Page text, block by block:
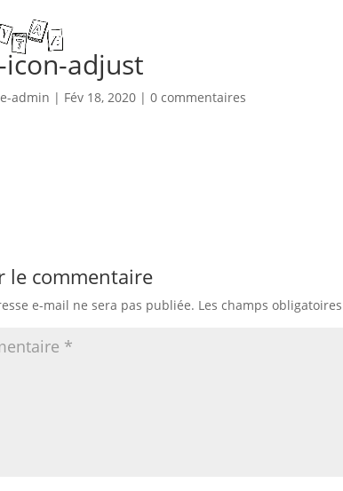
adjust
admin | Fév 18, 2020 |0 commentaires
le commentaire
e-mail ne sera pas publiée. Les champs